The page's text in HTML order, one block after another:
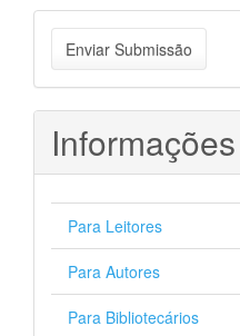
Enviar
Submissão
Enviar Submissão
Informações
Para Leitores
Para Autores
Para Bibliotecários